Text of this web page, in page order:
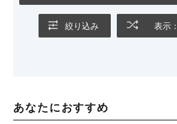
絞り込み 表示
あなたにおすすめ